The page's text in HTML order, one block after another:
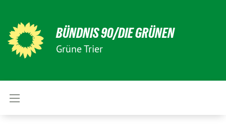
BÜNDNIS 90/DIE GRÜNEN
Grüne Trier